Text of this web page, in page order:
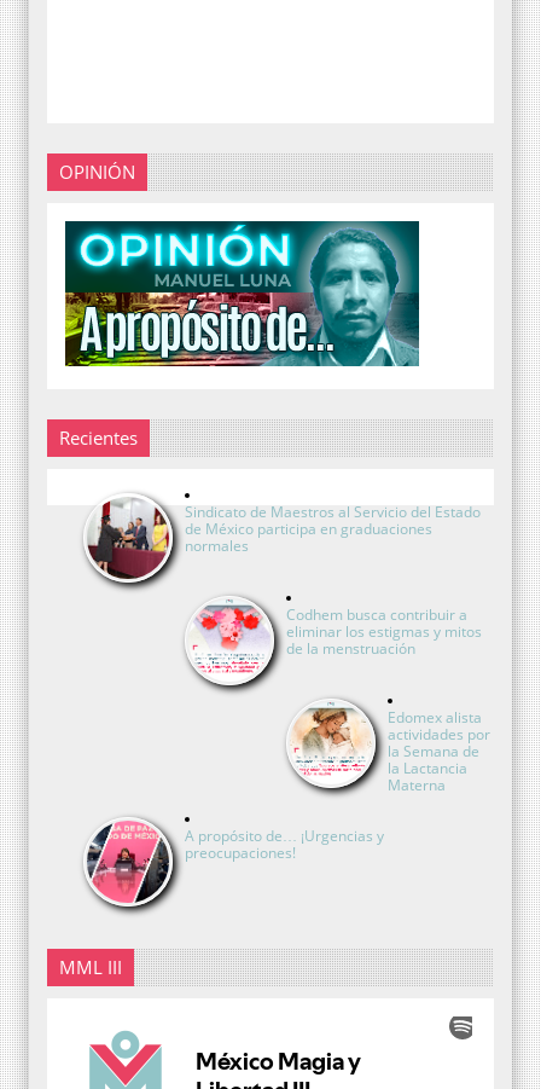
OPINIÓN
Recientes
Sindicato de Maestros al Servicio del Estado
de México participa en graduaciones
normales
Codhem busca contribuir a
eliminar los estigmas y mitos
de la menstruación
Edomex alista
actividades por
la Semana de
la Lactancia
Materna
A propósito de… ¡Urgencias y
preocupaciones!
MML III